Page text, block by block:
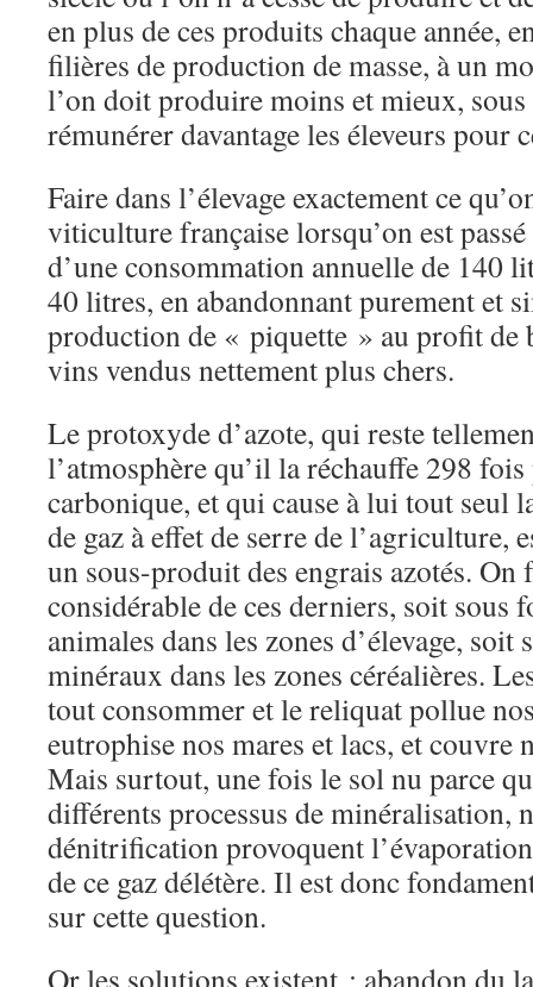
en plus de ces produits chaque année,
filières de production de masse, à un
l’on doit produire moins et mieux,
rémunérer davantage les éleveurs pour
Faire dans l’élevage exactement ce
viticulture française lorsqu’on est
d’une consommation annuelle de 140
40 litres, en abandonnant purement et
production de « piquette » au profit de
vins vendus nettement plus chers.
Le protoxyde d’azote, qui reste
l’atmosphère qu’il la réchauffe 298
carbonique, et qui cause à lui tout seul
de gaz à effet de serre de l’agriculture,
un sous-produit des engrais azotés.
considérable de ces derniers, soit sous
animales dans les zones d’élevage, soit
minéraux dans les zones céréalières.
tout consommer et le reliquat pollue
eutrophise nos mares et lacs, et couvre
Mais surtout, une fois le sol nu parce
différents processus de minéralisation,
dénitrification provoquent
de ce gaz délétère. Il est donc
sur cette question.
Or les solutions existent : abandon du